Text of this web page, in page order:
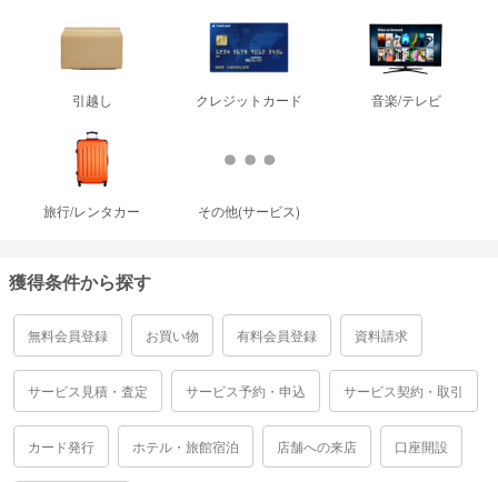
引越し クレジットカード 音楽/テレビ
旅行/レンタカー その他(サービス)
獲得条件から探す
無料会員登録 お買い物 有料会員登録 資料請求
サービス見積・査定 サービス予約・申込 サービス契約・取引
カード発行 ホテル・旅館宿泊 店舗への来店 口座開設